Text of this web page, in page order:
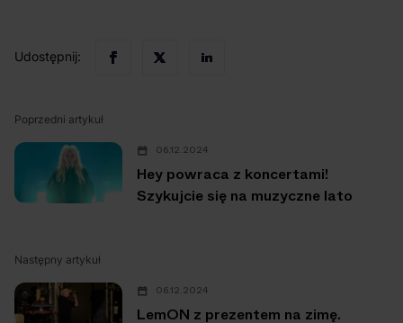
Udostępnij:
Poprzedni artykuł
06.12.2024
Hey powraca z koncertami!
Szykujcie się na muzyczne lato
Następny artykuł
06.12.2024
LemON z prezentem na zimę.